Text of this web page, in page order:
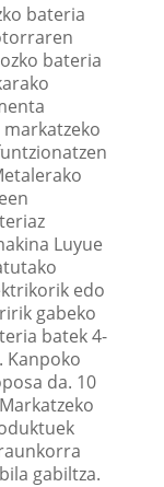
bateria
bateria
Luyue
edo
gabeko
batek 4-
Kanpoko
da. 10
gabiltza.